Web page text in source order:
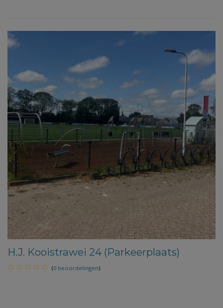
H.J. Kooistrawei 24 (Parkeerplaats)
(0 beoordelingen)